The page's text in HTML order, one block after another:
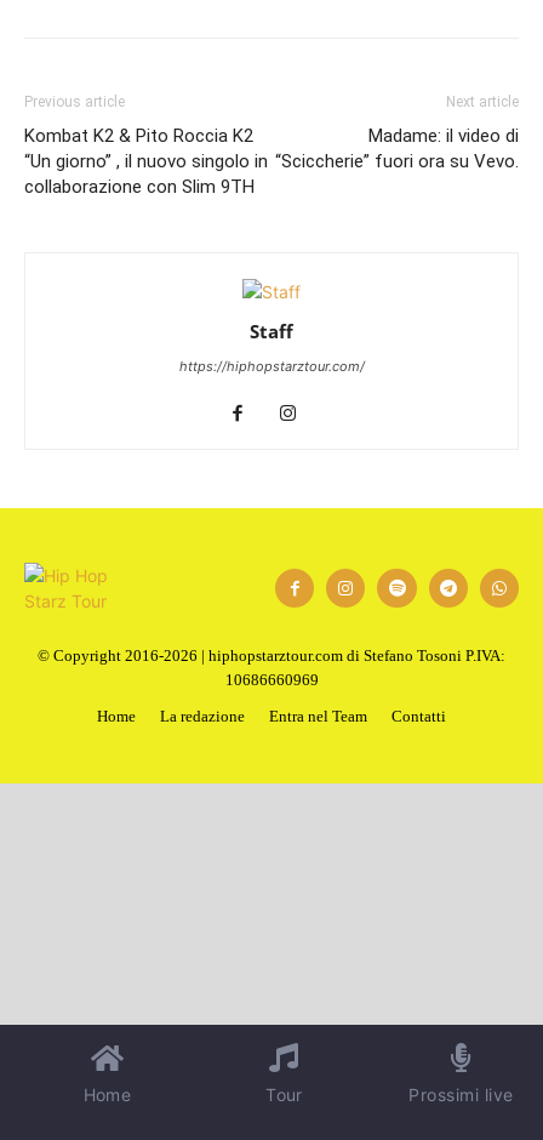
Previous article
Kombat K2 & Pito Roccia K2
“Un giorno” , il nuovo singolo in
collaborazione con Slim 9TH
Next article
Madame: il video di
“Sciccherie” fuori ora su Vevo.
Staff
https://hiphopstarztour.com/
© Copyright 2016-2026 | hiphopstarztour.com di Stefano Tosoni P.IVA:
10686660969
Home
La redazione Entra nel Team Contatti
Home Tour Prossimi live